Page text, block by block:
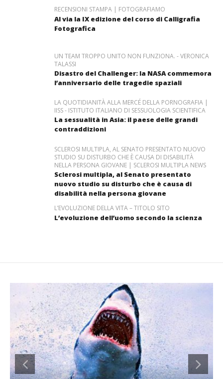
RECENSIONI STAMPA | FOTOGRAFIAMO
Al via la IX edizione del corso di Calligrafia
Fotografica
UN TEAM TROPPO UNITO NON FUNZIONA. - VERONICA
TALASSI
Disastro del Challenger: la NASA commemora
l’anniversario delle tragedie spaziali
LA QUOTIDIANITÀ ALLA MERCÉ DELLA PORNOGRAFIA |
IISS - ISTITUTO ITALIANO DI SESSUOLOGIA SCIENTIFICA
La sessualità in Asia: il paese delle grandi
contraddizioni
SCLEROSI MULTIPLA, AL SENATO PRESENTATO NUOVO
STUDIO SU DISTURBO CHE È CAUSA DI DISABILITÀ
NELLA PERSONA GIOVANE | SCLEROSI MULTIPLA NEWS
Sclerosi multipla, al Senato presentato
nuovo studio su disturbo che è causa di
disabilità nella persona giovane
L’EVOLUZIONE DELLA VITA – TITOLO SITO
L’evoluzione dell’uomo secondo la scienza